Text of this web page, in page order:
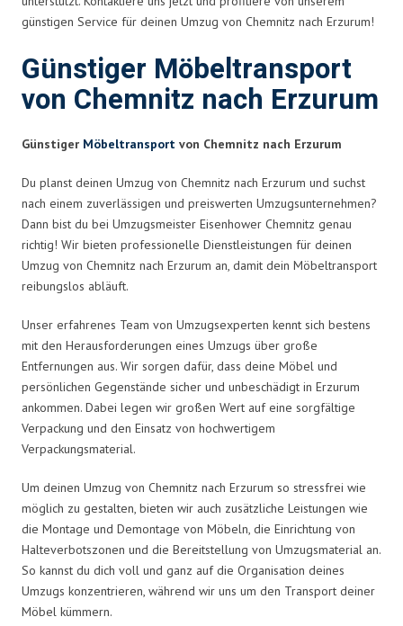
günstigen Service für deinen Umzug von Chemnitz nach Erzurum!
Günstiger Möbeltransport
von Chemnitz nach Erzurum
Günstiger Möbeltransport von Chemnitz nach Erzurum
Du planst deinen Umzug von Chemnitz nach Erzurum und suchst
nach einem zuverlässigen und preiswerten Umzugsunternehmen?
Dann bist du bei Umzugsmeister Eisenhower Chemnitz genau
richtig! Wir bieten professionelle Dienstleistungen für deinen
Umzug von Chemnitz nach Erzurum an, damit dein Möbeltransport
reibungslos abläuft.
Unser erfahrenes Team von Umzugsexperten kennt sich bestens
mit den Herausforderungen eines Umzugs über große
Entfernungen aus. Wir sorgen dafür, dass deine Möbel und
persönlichen Gegenstände sicher und unbeschädigt in Erzurum
ankommen. Dabei legen wir großen Wert auf eine sorgfältige
Verpackung und den Einsatz von hochwertigem
Verpackungsmaterial.
Um deinen Umzug von Chemnitz nach Erzurum so stressfrei wie
möglich zu gestalten, bieten wir auch zusätzliche Leistungen wie
die Montage und Demontage von Möbeln, die Einrichtung von
Halteverbotszonen und die Bereitstellung von Umzugsmaterial an.
So kannst du dich voll und ganz auf die Organisation deines
Umzugs konzentrieren, während wir uns um den Transport deiner
Möbel kümmern.